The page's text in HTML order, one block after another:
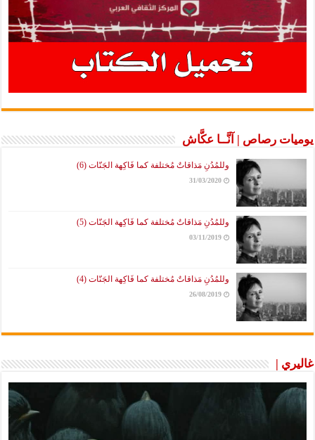
يوميات رصاص | آنَّــا عكَّاش
وللمُدُنِ مَذاقاتٌ مُختلفة كما فَاكِهة الجَنّات (6)
31/03/2020
وللمُدُنِ مَذاقاتٌ مُختلفة كما فَاكِهة الجَنّات (5)
03/11/2019
وللمُدُنِ مَذاقاتٌ مُختلفة كما فَاكِهة الجَنّات (4)
26/08/2019
غاليري |